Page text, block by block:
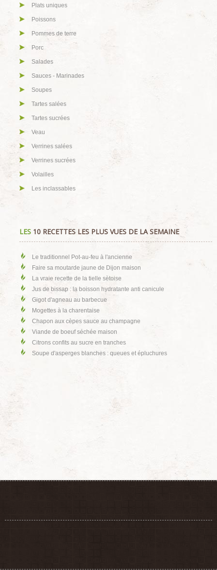
Plats uniques
Poissons
Pommes de terre
Porc
Salades
Sauces - Marinades
Soupes
Tartes salées
Tartes sucrées
Veau
Verrines salées
Verrines sucrées
Volailles
Les inclassables
LES 10 RECETTES LES PLUS VUES DE LA SEMAINE
Le traditionnel Pot-au-feu à l'ancienne
Faire sa moutarde jaune de Dijon maison
La vraie recette de la tielle sètoise
Jus de bissap : la boisson hydratante anti canicule
Gigot d'agneau au barbecue
Mogettes à la charentaise
Chapon aux cèpes sauce au champagne
Viande de boeuf séchée maison
Citrons confits au sucre en tranches
Soupe d'asperges blanches : queues et épluchures